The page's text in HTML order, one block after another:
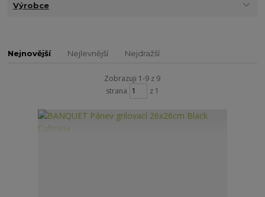
Výrobce
Nejnovější Nejlevnější Nejdražší
Zobrazuji 1-9 z 9
strana
z 1